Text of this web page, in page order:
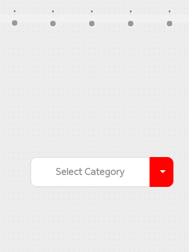
Select Category